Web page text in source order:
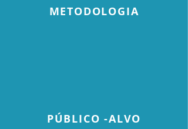
METODOLOGIA
PÚBLICO -ALVO